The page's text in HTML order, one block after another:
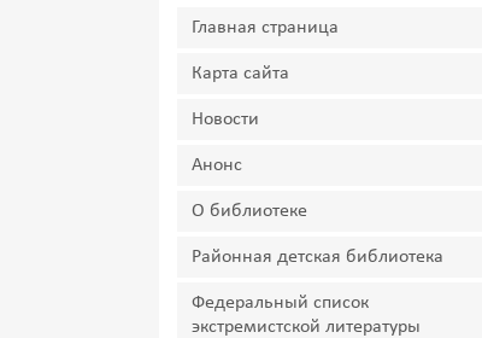
Главная страница
Карта сайта
Новости
Анонс
О библиотеке
Районная детская библиотека
Федеральный список
экстремистской литературы